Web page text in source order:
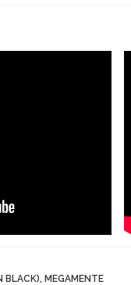
BLACK), MEGAMENTE